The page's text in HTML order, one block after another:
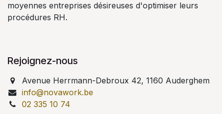
moyennes entreprises désireuses d'optimiser leurs
procédures RH.
Rejoignez-nous
Avenue Herrmann-Debroux 42, 1160 Auderghem
info@novawork.be
02 335 10 74